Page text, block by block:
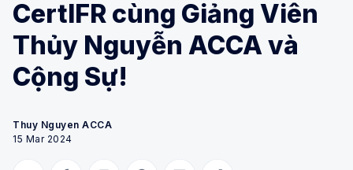
CertIFR cùng Giảng Viên
Thủy Nguyễn ACCA và
Cộng Sự!
Thuy Nguyen ACCA
15 Mar 2024